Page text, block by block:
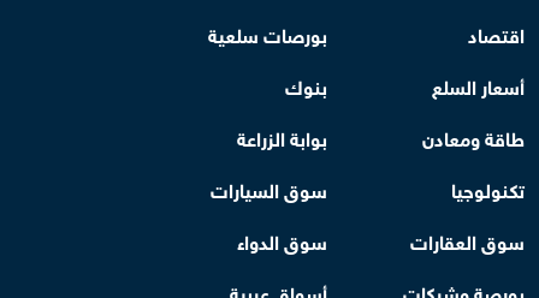
اقتصاد
بورصات سلعية
أسعار السلع
بنوك
طاقة ومعادن
بوابة الزراعة
تكنولوجيا
سوق السيارات
سوق العقارات
سوق الدواء
بورصة وشركات
أسواق عربية